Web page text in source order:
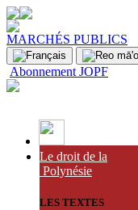
MARCHÉS PUBLICS
Abonnement JOPF
Le droit de la
Polynésie
LES TEXTES